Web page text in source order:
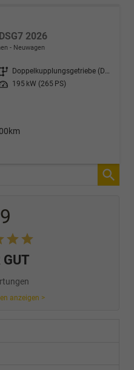
2026
Neuwagen
Getriebe
Doppelkupplungsgetriebe (DSG)
Leistung 195 kW (265 PS)
GUT
anzeigen >